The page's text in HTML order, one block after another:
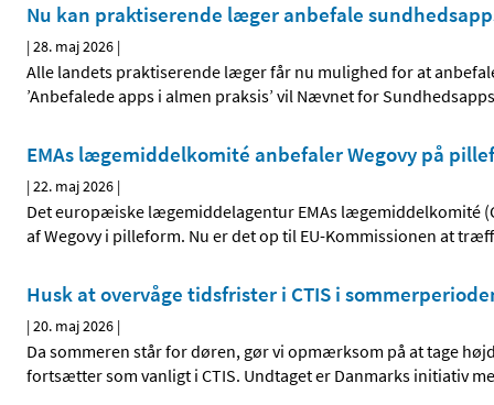
Nu kan praktiserende læger anbefale
|28. maj 2026 |
Alle landets praktiserende læger får nu mulighed for at
’Anbefalede apps i almen praksis’ vil Nævnet for
EMAs lægemiddelkomité anbefaler Wegovy på
|22. maj 2026 |
Det europæiske lægemiddelagentur EMAs lægemiddelkomité
af Wegovy i pilleform. Nu er det op til EU-Kommissionen at
Husk at overvåge tidsfrister i CTIS i
|20. maj 2026 |
Da sommeren står for døren, gør vi opmærksom på at tage
fortsætter som vanligt i CTIS. Undtaget er Danmarks initiativ